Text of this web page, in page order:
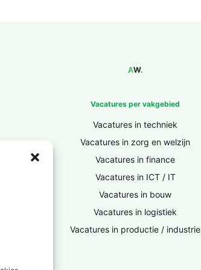
Vacatures per vakgebied
Vacatures in techniek
Vacatures in zorg en welzijn
Vacatures in finance
Vacatures in ICT / IT
Vacatures in bouw
Vacatures in logistiek
Vacatures in productie / industrie